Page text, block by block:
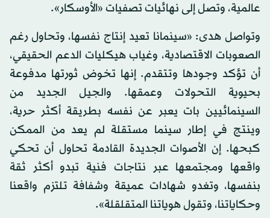
عالمية، وتصل إلى نهائيات تصفيات «الأوسكار».
وتواصل هدى: «سينمانا تعيد إنتاج نفسها، وتحاول رغم
الصعوبات الاقتصادية، وغياب هيكليات الدعم الحقيقي،
أن تؤكد وجودها وتتقدم. إنها تخوض ثورتها مدفوعة
بحيوية التحولات وعمقها. والجيل الجديد من
السينمائيين بات يعبر عن نفسه بطريقة أكثر حرية،
وينتج في إطار سينما مستقلة لم يعد من الممكن
كبحها. إن الأصوات الجديدة القادمة تحاول أن تحكي
واقعها ومجتمعها عبر نتاجات فنية تبدو أكثر ثقة
بنفسها، وتغدو شهادات عميقة وشفافة تلتزم واقعنا
وحكاياتنا، وتقول هوياتنا المتقلقلة».